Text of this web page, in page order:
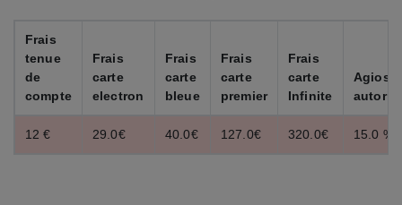
Frais
tenue
de
compte
Frais
carte
electron
Frais
carte
bleue
Frais
carte
premier
Frais
carte
Infinite
Agios
12 € 29.0€ 40.0€ 127.0€ 320.0€ 15.0 %